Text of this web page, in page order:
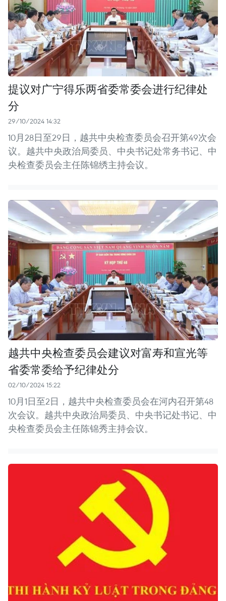
提议对广宁得乐两省委常委会进行纪律处
分
29/10/2024 14:32
10月28日至29日，越共中央检查委员会召开第49次会
议。越共中央政治局委员、中央书记处常务书记、中
央检查委员会主任陈锦绣主持会议。
越共中央检查委员会建议对富寿和宣光等
省委常委给予纪律处分
02/10/2024 15:22
10月1日至2日，越共中央检查委员会在河内召开第48
次会议。越共中央政治局委员、中央书记处书记、中
央检查委员会主任陈锦秀主持会议。